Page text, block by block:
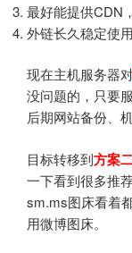
最好能提供CDN
外链长久稳定使用
现在主机服务器
没问题的，只要
后期网站备份、
目标转移到方案
一下看到很多推
sm.ms图床看着
用微博图床。